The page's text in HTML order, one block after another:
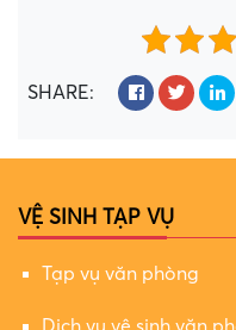
SHARE:
VỆ SINH TẠP VỤ
Tạp vụ văn phòng